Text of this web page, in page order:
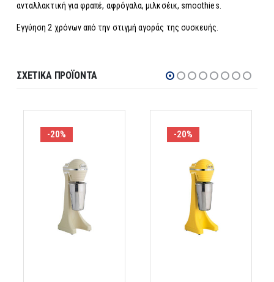
ανταλλακτική για φραπέ, αφρόγαλα, μιλκσέικ, smoothies.
Εγγύηση 2 χρόνων από την στιγμή αγοράς της συσκευής.
ΣΧΕΤΙΚΆ ΠΡΟΪΌΝΤΑ
-20% -20%